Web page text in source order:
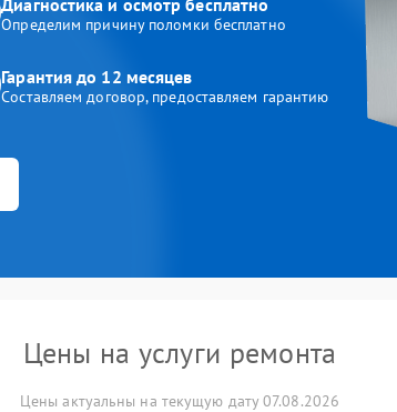
Диагностика и осмотр бесплатно
Определим причину поломки бесплатно
Гарантия до 12 месяцев
Составляем договор, предоставляем гарантию
Цены на услуги ремонта
Цены актуальны на текущую дату 07.08.2026